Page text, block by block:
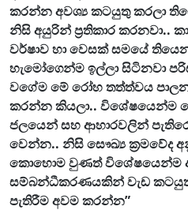
කරන්න අවශ්‍ය කටයුතු කරලා
නිසි අයුරින් ප්‍රතිකාර කරනවා..
වර්ෂාව හා වෙසක් සමයේ
හැමෝගෙන්ම ඉල්ලා සිටිනවා
වගේම මේ රෝහ තත්ත්වය
කරන්න කියලා.. විශේෂයෙන්ම
ජලයෙන් සහ ආහාරවලින්
වෙන්න.. නිසි සෞඛ්‍ය ක්‍රමවේද
කොහොම වුණත් විශේෂයෙන්ම
සම්බන්ධීකරණයකින් වැඩ
පැතිරීම අවම කරන්න”